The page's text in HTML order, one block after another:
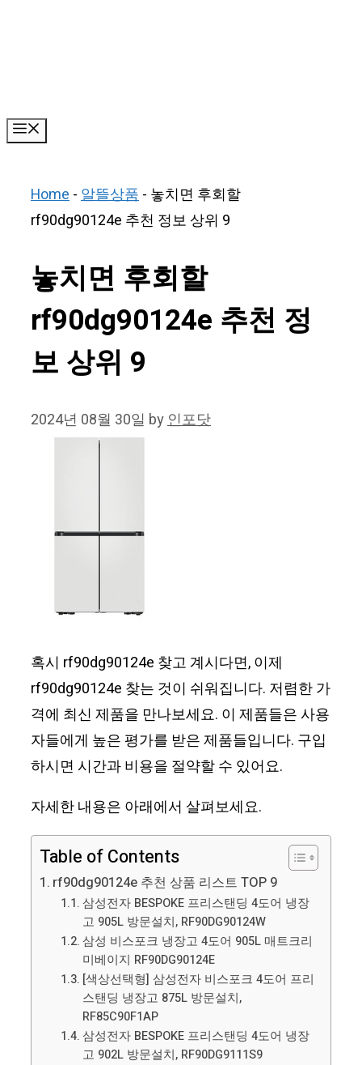
Home-알뜰상품- 놓치면 후회할
rf90dg90124e 추천 정보 상위 9
놓치면 후회할
rf90dg90124e 추천 정
보 상위 9
2024년 08월 30일 by인포닷
혹시 rf90dg90124e 찾고 계시다면, 이제
rf90dg90124e 찾는 것이 쉬워집니다. 저렴한 가
격에 최신 제품을 만나보세요. 이 제품들은 사용
자들에게 높은 평가를 받은 제품들입니다. 구입
하시면 시간과 비용을 절약할 수 있어요.
자세한 내용은 아래에서 살펴보세요.
Table of Contents
rf90dg90124e 추천 상품 리스트 TOP 9
삼성전자 BESPOKE 프리스탠딩 4도어 냉장
고 905L 방문설치, RF90DG90124W
삼성 비스포크 냉장고 4도어 905L 매트크리
미베이지 RF90DG90124E
[색상선택형] 삼성전자 비스포크 4도어 프리
스탠딩 냉장고 875L 방문설치,
RF85C90F1AP
삼성전자 BESPOKE 프리스탠딩 4도어 냉장
고 902L 방문설치, RF90DG9111S9